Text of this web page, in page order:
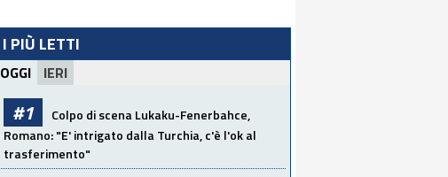
I PIÙ LETTI
OGGI IERI
#1
Colpo di scena Lukaku-Fenerbahce,
Romano: "E' intrigato dalla Turchia, c'è l'ok al
trasferimento"